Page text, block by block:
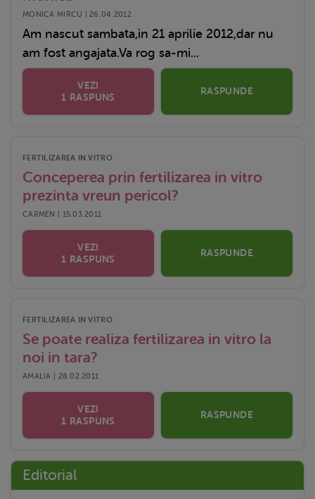
MONICA MIRCU | 26.04.2012
Am nascut sambata,in 21 aprilie 2012,dar nu
am fost angajata.Va rog sa-mi...
VEZI
1 RASPUNS
RASPUNDE
FERTILIZAREA IN VITRO
Conceperea prin fertilizarea in vitro
prezinta vreun pericol?
CARMEN | 15.03.2011
VEZI
1 RASPUNS
RASPUNDE
FERTILIZAREA IN VITRO
Se poate realiza fertilizarea in vitro la
noi in tara?
AMALIA | 28.02.2011
VEZI
1 RASPUNS
RASPUNDE
Editorial